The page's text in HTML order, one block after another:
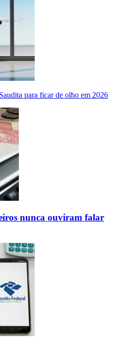
para ficar de olho em 2026
nunca ouviram falar